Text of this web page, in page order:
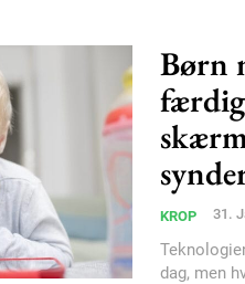
Børn
KROP 31.
dag, men